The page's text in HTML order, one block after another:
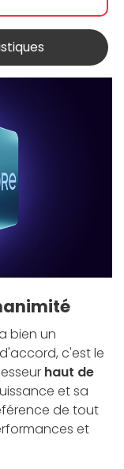
bien un
c'est le
haut de
et sa
de tout
et